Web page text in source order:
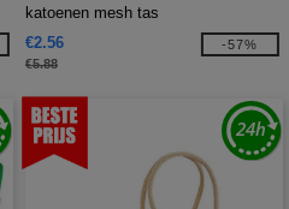
katoenen mesh tas
€2.56
€5.88
-57%